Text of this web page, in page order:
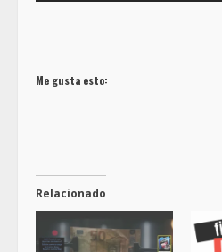
Me gusta esto:
Relacionado